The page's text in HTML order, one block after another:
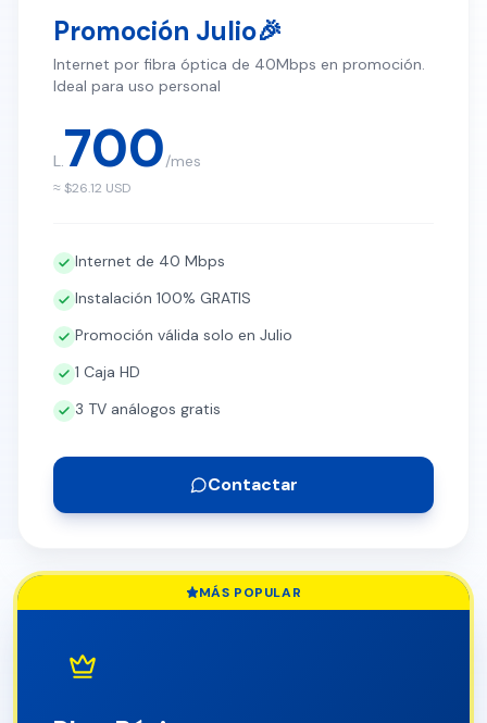
Internet por fibra óptica de 40Mbps en promoción.
Ideal para uso personal
700
≈ $26.12USD
Instalación 100% GRATIS
Promoción válida solo en Julio
1 Caja HD
3 TV análogos gratis
Contactar